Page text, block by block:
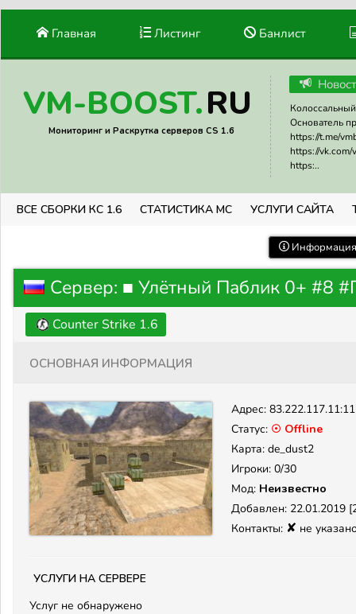
Главная Листинг Банлист
VM-BOOST.RU
Мониторинг и Раскрутка серверов CS 1.6
Основатель
https://t.me/
https://vk.com/
https:..
ВСЕ СБОРКИ КС 1.6 СТАТИСТИКА МС УСЛУГИ САЙТА
Сервер: ■ Улётный Паблик 0+ #8
Counter Strike 1.6
Основная информация
Адрес:
Статус: ☉ Offline
Карта: de_dust2
Игроки: 0/30
Мод: Неизвестно
Добавлен: 22.01.2019
Контакты: ✘ не
Услуги на сервере
Услуг не обнаружено